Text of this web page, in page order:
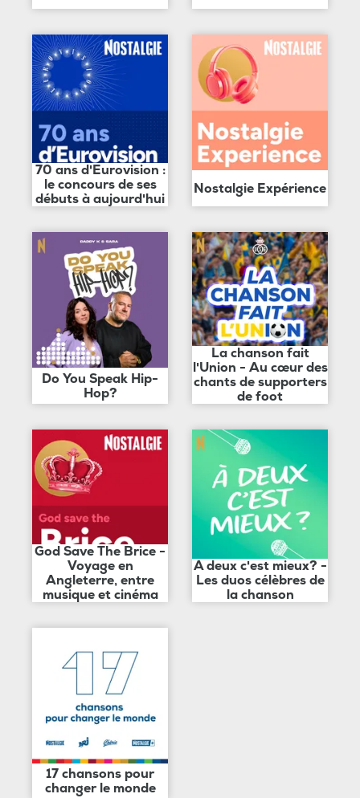
70 ans d'Eurovision :
le concours de ses
débuts à aujourd'hui
Nostalgie Expérience
Do You Speak Hip-
Hop?
La chanson fait
l'Union - Au cœur des
chants de supporters
de foot
God Save The Brice -
Voyage en
Angleterre, entre
musique et cinéma
A deux c'est mieux? -
Les duos célèbres de
la chanson
17 chansons pour
changer le monde